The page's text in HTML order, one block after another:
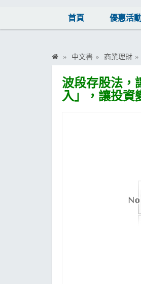
首頁 優惠活
中文書 商業理財
波段存股法，
入」，讓投資
MOOK